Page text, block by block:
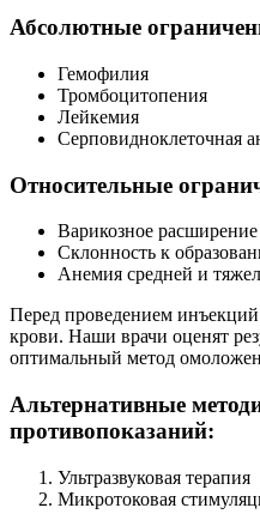
Абсолютные
Гемофилия
Тромбоцитопения
Лейкемия
Серповидноклеточная
Относительные
Варикозное расширение
Склонность к
Анемия средней и
Перед проведением инъекций
крови. Наши врачи оценят
оптимальный метод
Альтернативные
противопоказаний:
Ультразвуковая терапия
Микротоковая